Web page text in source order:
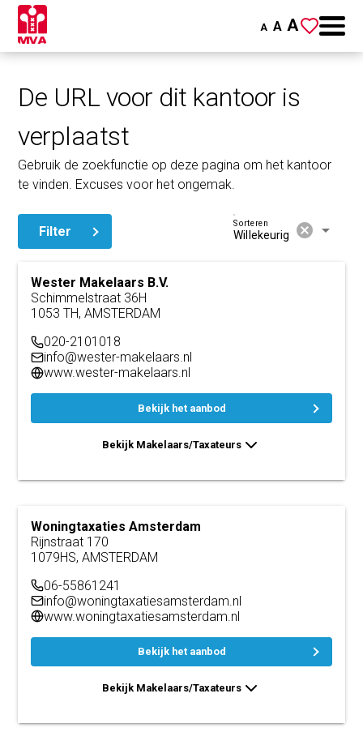
A A A
De URL voor dit kantoor is
verplaatst
Gebruik de zoekfunctie op deze pagina om het kantoor
te vinden. Excuses voor het ongemak.
Filter Willekeurig
Sorteren cancel arrow_drop_down
Wester Makelaars B.V.
Schimmelstraat 36H
1053 TH, AMSTERDAM
020-2101018
info@wester-makelaars.nl
www.wester-makelaars.nl
Bekijk het aanbod
Bekijk Makelaars/Taxateurs
Woningtaxaties Amsterdam
Rijnstraat 170
1079HS, AMSTERDAM
06-55861241
info@woningtaxatiesamsterdam.nl
www.woningtaxatiesamsterdam.nl
Bekijk het aanbod
Bekijk Makelaars/Taxateurs